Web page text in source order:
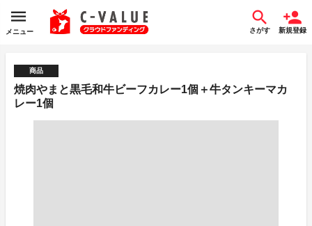
メニュー さがす 新規登録
商品
焼肉やまと黒毛和牛ビーフカレー1個＋牛タンキーマカ
レー1個